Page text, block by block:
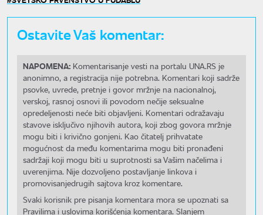
Ostavite Vaš komentar:
NAPOMENA: Komentarisanje vesti na portalu UNA.RS je
anonimno, a registracija nije potrebna. Komentari koji sadrže
psovke, uvrede, pretnje i govor mržnje na nacionalnoj,
verskoj, rasnoj osnovi ili povodom nečije seksualne
opredeljenosti neće biti objavljeni. Komentari odražavaju
stavove isključivo njihovih autora, koji zbog govora mržnje
mogu biti i krivično gonjeni. Kao čitatelj prihvatate
mogućnost da među komentarima mogu biti pronađeni
sadržaji koji mogu biti u suprotnosti sa Vašim načelima i
uverenjima. Nije dozvoljeno postavljanje linkova i
promovisanjedrugih sajtova kroz komentare.
Svaki korisnik pre pisanja komentara mora se upoznati sa
Pravilima i uslovima korišćenja komentara. Slanjem